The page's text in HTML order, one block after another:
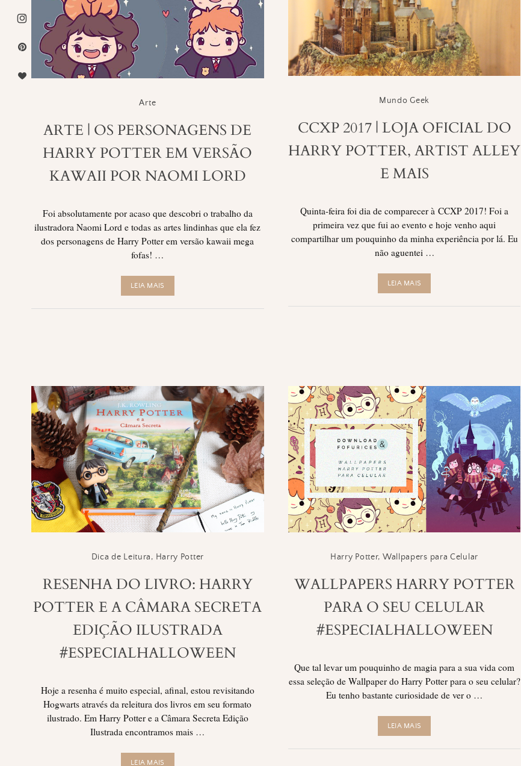
Arte
ARTE | OS PERSONAGENS DE
HARRY POTTER EM VERSÃO
KAWAII POR NAOMI LORD
Foi absolutamente por acaso que descobri o trabalho da
ilustradora Naomi Lord e todas as artes lindinhas que ela fez
dos personagens de Harry Potter em versão kawaii mega
fofas! …
LEIA MAIS
Mundo Geek
CCXP 2017 | LOJA OFICIAL DO
HARRY POTTER, ARTIST ALLEY
E MAIS
Quinta-feira foi dia de comparecer à CCXP 2017! Foi a
primeira vez que fui ao evento e hoje venho aqui
compartilhar um pouquinho da minha experiência por lá. Eu
não aguentei …
LEIA MAIS
Dica de Leitura, Harry Potter
RESENHA DO LIVRO: HARRY
POTTER E A CÂMARA SECRETA
EDIÇÃO ILUSTRADA
#ESPECIALHALLOWEEN
Hoje a resenha é muito especial, afinal, estou revisitando
Hogwarts através da releitura dos livros em seu formato
ilustrado. Em Harry Potter e a Câmara Secreta Edição
Ilustrada encontramos mais …
LEIA MAIS
Harry Potter, Wallpapers para Celular
WALLPAPERS HARRY POTTER
PARA O SEU CELULAR
#ESPECIALHALLOWEEN
Que tal levar um pouquinho de magia para a sua vida com
essa seleção de Wallpaper do Harry Potter para o seu celular?
Eu tenho bastante curiosidade de ver o …
LEIA MAIS